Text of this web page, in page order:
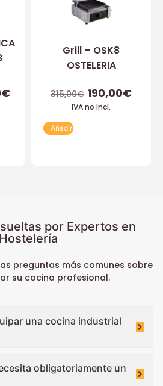
€
Grill – OSK8
OSTELERIA
315,00€ 190,00€
IVA no Incl.
Añadir
por Expertos en
Hostelería
preguntas más comunes sobre
su cocina profesional.
una cocina industrial
obligatoriamente un